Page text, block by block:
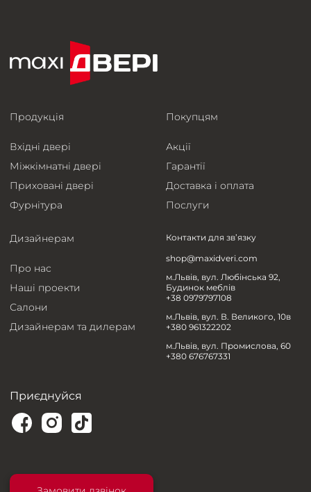
Продукція
Вхідні двері
Міжкімнатні двері
Приховані двері
Фурнітура
Покупцям
Акції
Гарантії
Доставка і оплата
Послуги
Дизайнерам
Про нас
Наші проекти
Салони
Дизайнерам та дилерам
Контакти для зв’язку
shop@maxidveri.com
м.Львів, вул. Любінська 92,
Будинок меблів
+38 0979797108
м.Львів, вул. В. Великого, 10в
+380 961322202
м.Львів, вул. Промислова, 60
+380 676767331
Приєднуйся